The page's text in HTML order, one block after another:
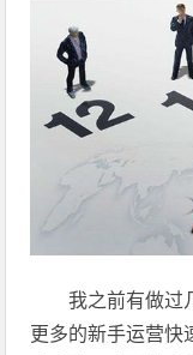
我之前有做过
更多的新手运营快